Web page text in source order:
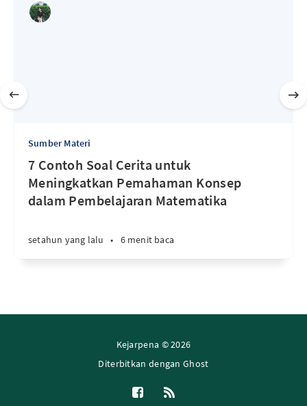
Sumber Materi
7 Contoh Soal Cerita untuk
Meningkatkan Pemahaman Konsep
dalam Pembelajaran Matematika
setahun yang lalu • 6 menit baca
Kejarpena © 2026
Diterbitkan denganGhost